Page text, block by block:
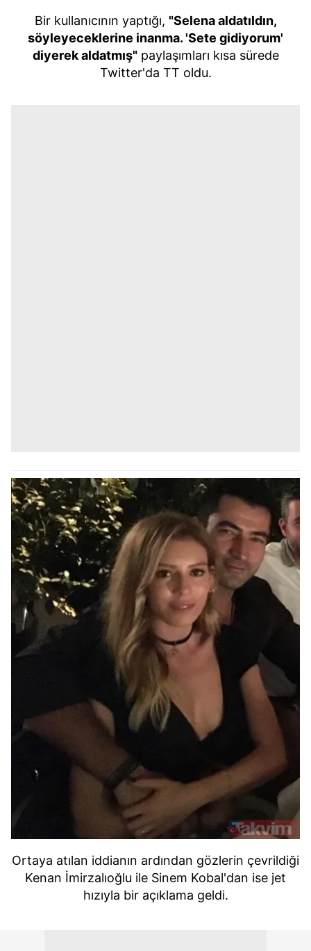
Bir kullanıcının yaptığı, "Selena aldatıldın,
söyleyeceklerine inanma. 'Sete gidiyorum'
diyerek aldatmış"paylaşımları kısa sürede
Twitter'da TT oldu.
Ortaya atılan iddianın ardından gözlerin çevrildiği
Kenan İmirzalıoğlu ile Sinem Kobal'dan ise jet
hızıyla bir açıklama geldi.